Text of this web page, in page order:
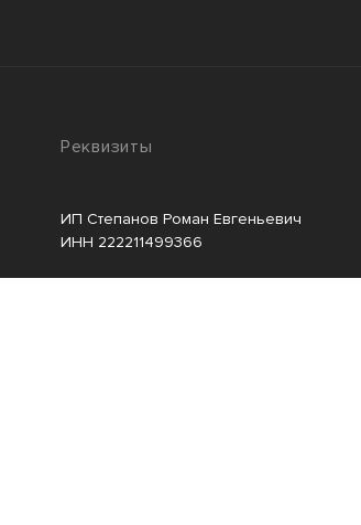
Реквизиты
ИП Степанов Роман Евгеньевич
ИНН 222211499366